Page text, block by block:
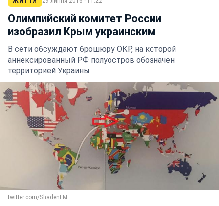
Олимпийский комитет России
изобразил Крым украинским
В сети обсуждают брошюру ОКР, на которой
аннексированный РФ полуостров обозначен
территорией Украины
twitter.com/ShadenFM